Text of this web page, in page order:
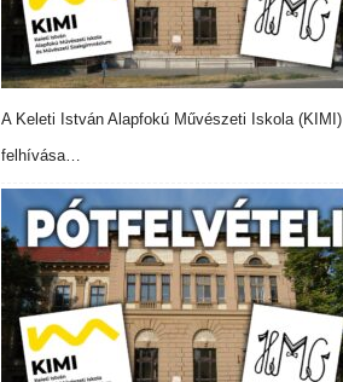
A Keleti István Alapfokú Művészeti Iskola (KIMI)
felhívása…